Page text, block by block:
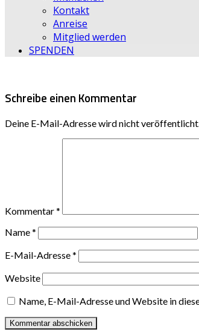
Kontakt
Anreise
Mitglied werden
SPENDEN
Schreibe einen Kommentar
Deine E-Mail-Adresse wird nicht
Kommentar*
Name*
E-Mail-Adresse*
Website
Name, E-Mail-Adresse und Website in